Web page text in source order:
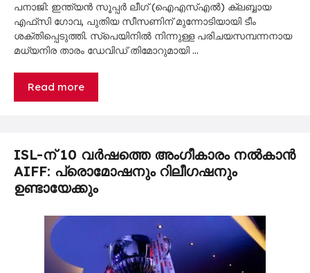
പനാജി: ഇന്ത്യൻ സൂപ്പർ ലീഗ് (ഐഎസ്എൽ) ക്ലബ്ബായ
എഫ്‌സി ഗോവ, പുതിയ സീസണിന് മുന്നോടിയായി ടീം
ശക്തിപ്പെടുത്തി. സ്പെയിനിൽ നിന്നുള്ള പരിചയസമ്പന്നനായ
മധ്യനിര താരം ഡേവിഡ് തിമോറുമായി …
Read more
ISL-ന് 10 വർഷത്തെ അംഗീകാരം നൽകാൻ
AIFF: പ്രൊമോഷനും റിലീഗഷനും
ഉണ്ടായേക്കും